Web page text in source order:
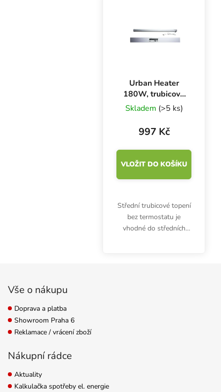
Urban Heater
180W, trubicové
topení 910 mm
Skladem (>5 ks)
997 Kč
VLOŽIT DO KOŠÍKU
Střední trubicové topení
bez termostatu je
vhodné do středních
Vše o nákupu
Doprava a platba
Showroom Praha 6
Reklamace / vrácení zboží
Nákupní rádce
Aktuality
Kalkulačka spotřeby el. energie